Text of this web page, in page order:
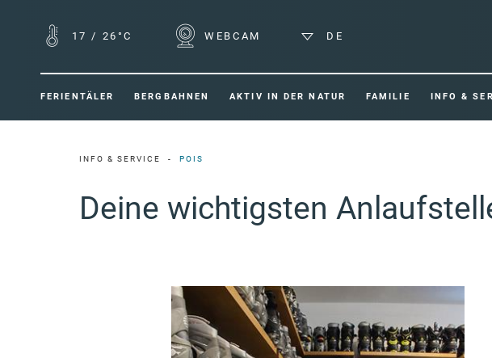
17 / 26°C WEBCAM DE
FERIENTÄLER BERGBAHNEN AKTIV IN DER NATUR FAMILIE INFO &
INFO & SERVICE POIS
Deine wichtigsten